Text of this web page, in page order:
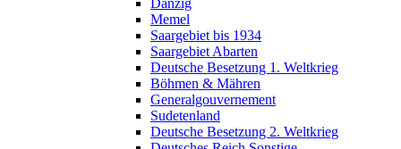
Danzig
Memel
Saargebiet bis 1934
Saargebiet Abarten
Deutsche Besetzung 1. Weltkrieg
Böhmen & Mähren
Generalgouvernement
Sudetenland
Deutsche Besetzung 2. Weltkrieg